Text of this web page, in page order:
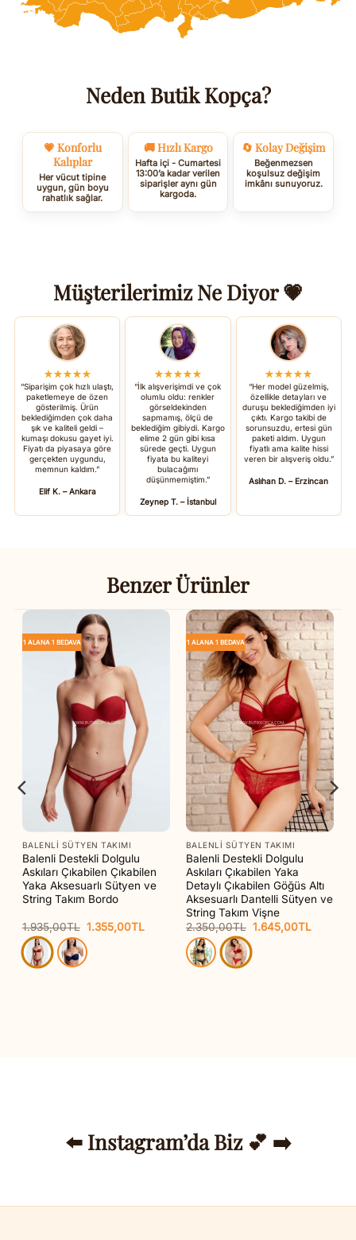
Neden Butik Kopça?
💗 Konforlu
Kalıplar
Her vücut tipine
uygun, gün boyu
rahatlık sağlar.
🚚 Hızlı Kargo
Hafta içi - Cumartesi
13:00’a kadar verilen
siparişler aynı gün
kargoda.
🔄 Kolay Değişim
Beğenmezsen
koşulsuz değişim
imkânı sunuyoruz.
Müşterilerimiz Ne Diyor 💗
★★★★★
“Siparişim çok hızlı ulaştı,
paketlemeye de özen
gösterilmiş. Ürün
beklediğimden çok daha
şık ve kaliteli geldi –
kumaşı dokusu gayet iyi.
Fiyatı da piyasaya göre
gerçekten uygundu,
memnun kaldım.”
Elif K. – Ankara
★★★★★
“İlk alışverişimdi ve çok
olumlu oldu: renkler
görseldekinden
sapmamış, ölçü de
beklediğim gibiydi. Kargo
elime 2 gün gibi kısa
sürede geçti. Uygun
fiyata bu kaliteyi
bulacağımı
düşünmemiştim.”
Zeynep T. – İstanbul
★★★★★
“Her model güzelmiş,
özellikle detayları ve
duruşu beklediğimden iyi
çıktı. Kargo takibi de
sorunsuzdu, ertesi gün
paketi aldım. Uygun
fiyatlı ama kalite hissi
veren bir alışveriş oldu.”
Aslıhan D. – Erzincan
Benzer Ürünler
1 ALANA 1 BEDAVA
BALENLI SÜTYEN TAKIMI
Balenli Destekli Dolgulu
Askıları Çıkabilen Çıkabilen
Yaka Aksesuarlı Sütyen ve
String Takım Bordo
1.935,00TL Orijinal
1.935,00TL.
1.355,00TL
1.355,00TL.
1 ALANA 1 BEDAVA
BALENLI SÜTYEN TAKIMI
Balenli Destekli Dolgulu
Askıları Çıkabilen Yaka
Detaylı Çıkabilen Göğüs Altı
Aksesuarlı Dantelli Sütyen ve
String Takım Vişne
2.350,00TL Orijinal
2.350,00TL.
1.645,00TL
⬅️ Instagram’da Biz 💕 ➡️